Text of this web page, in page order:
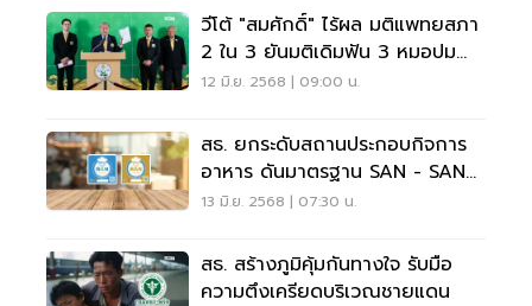
วีโต้ "สมศักดิ์" ไร้ผล มติแพทยสภา
2 ใน 3 ยันมติเดิมฟัน 3 หมอปม
ทักษิณ
12 มิ.ย. 2568 | 09:00 น.
สธ. ยกระดับสถานประกอบกิจการ
อาหาร ดันมาตรฐาน SAN - SAN
Plus
13 มิ.ย. 2568 | 07:30 น.
สธ. สร้างภูมิคุ้มกันทางใจ รับมือ
ความตึงเครียดบริเวณชายแดน